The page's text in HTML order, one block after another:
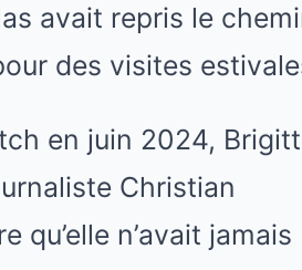
avait repris le
des visites
en juin 2024,
Christian
n’avait jamais